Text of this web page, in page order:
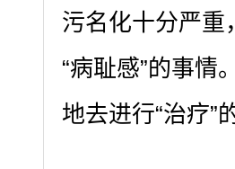
污名化十分严重
“病耻感”的事情
地去进行“治疗”